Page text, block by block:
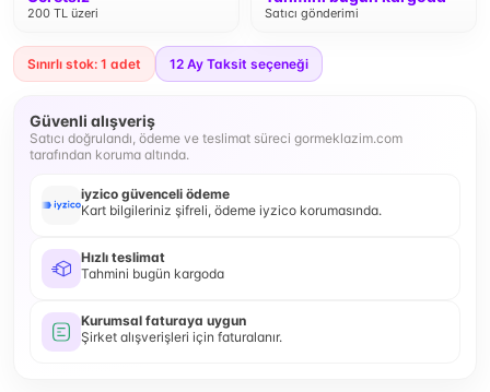
200 TL üzeri Satıcı gönderimi
Sınırlı stok: 1 adet 12 Ay Taksit seçeneği
Güvenli alışveriş
Satıcı doğrulandı, ödeme ve teslimat süreci gormeklazim.com
tarafından koruma altında.
iyzico güvenceli ödeme
Kart bilgileriniz şifreli, ödeme iyzico korumasında.
Hızlı teslimat
Tahmini bugün kargoda
Kurumsal faturaya uygun
Şirket alışverişleri için faturalanır.